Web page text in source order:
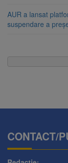
AUR a lansat
suspendare a
CONTACT/